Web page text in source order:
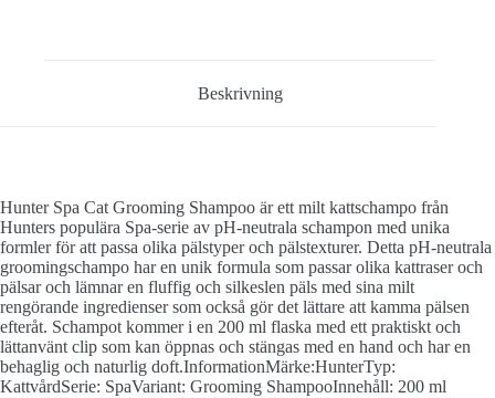
Beskrivning
Hunter Spa Cat Grooming Shampoo är ett milt kattschampo från
Hunters populära Spa-serie av pH-neutrala schampon med unika
formler för att passa olika pälstyper och pälstexturer. Detta pH-neutrala
groomingschampo har en unik formula som passar olika kattraser och
pälsar och lämnar en fluffig och silkeslen päls med sina milt
rengörande ingredienser som också gör det lättare att kamma pälsen
efteråt. Schampot kommer i en 200 ml flaska med ett praktiskt och
lättanvänt clip som kan öppnas och stängas med en hand och har en
behaglig och naturlig doft.InformationMärke:HunterTyp:
KattvårdSerie: SpaVariant: Grooming ShampooInnehåll: 200 ml